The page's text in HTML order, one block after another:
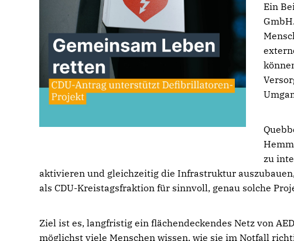
Ein
zu
aktivieren und gleichzeitig die Infrastruktur
als CDU-Kreistagsfraktion für sinnvoll, genau solche
Ziel ist es, langfristig ein flächendeckendes Netz von
möglichst viele Menschen wissen, wie sie im Notfall